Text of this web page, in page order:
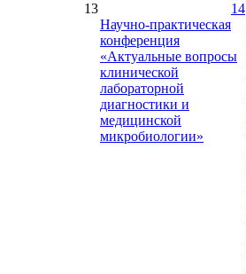
13
14
Научно-практическая
конференция
«Актуальные вопросы
клинической
лабораторной
диагностики и
медицинской
микробиологии»